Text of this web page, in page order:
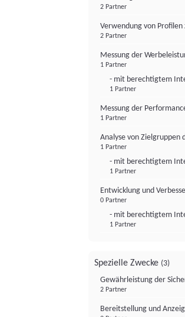
2 Partner
Verwendung von
2 Partner
Messung der
1 Partner
- mit berechtigtem
1 Partner
Messung der
1 Partner
Analyse von Zielgruppen
1 Partner
- mit berechtigtem
1 Partner
Entwicklung und
0 Partner
- mit berechtigtem
1 Partner
Spezielle Zwecke (3)
Gewährleistung der
2 Partner
Bereitstellung und